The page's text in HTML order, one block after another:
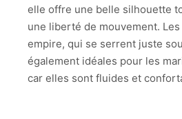
elle offre une belle silhouette
une liberté de mouvement.
empire, qui se serrent juste
également idéales pour les
car elles sont fluides et